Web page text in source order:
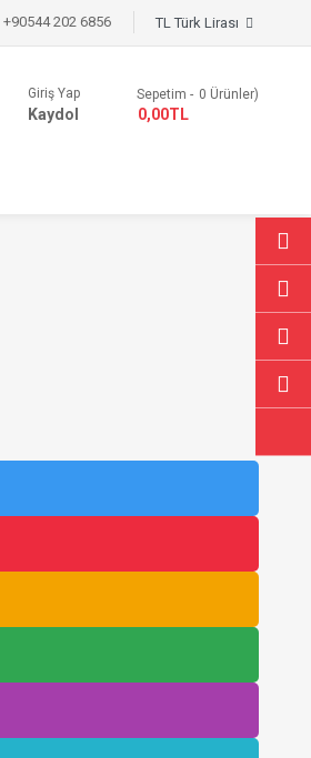
+90544 202 6856
Sepetim 0 Ürünler)
- 0,00TL
Giriş Yap
Kaydol